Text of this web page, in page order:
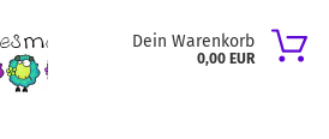
Dein Warenkorb
0,00 EUR